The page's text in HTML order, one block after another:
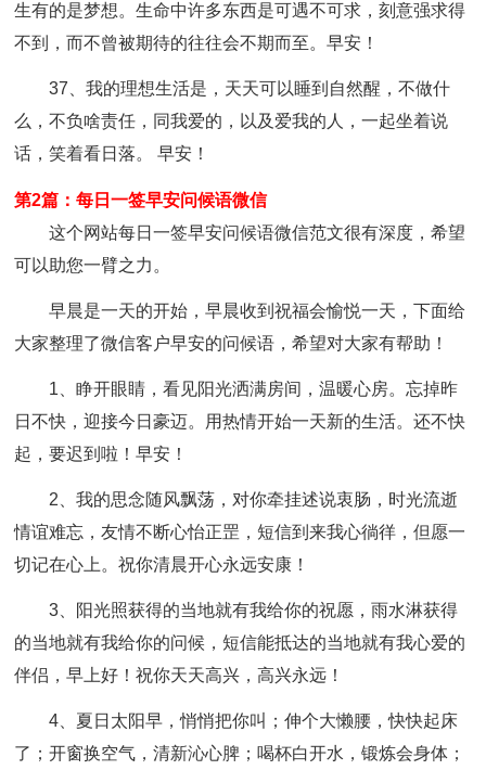
生有的是梦想。生命中许多东西是可遇不可求，刻意强求得
不到，而不曾被期待的往往会不期而至。早安！
37、我的理想生活是，天天可以睡到自然醒，不做什
么，不负啥责任，同我爱的，以及爱我的人，一起坐着说
话，笑着看日落。 早安！
第2篇：每日一签早安问候语微信
这个网站每日一签早安问候语微信范文很有深度，希望
可以助您一臂之力。
早晨是一天的开始，早晨收到祝福会愉悦一天，下面给
大家整理了微信客户早安的问候语，希望对大家有帮助！
1、睁开眼睛，看见阳光洒满房间，温暖心房。忘掉昨
日不快，迎接今日豪迈。用热情开始一天新的生活。还不快
起，要迟到啦！早安！
2、我的思念随风飘荡，对你牵挂述说衷肠，时光流逝
情谊难忘，友情不断心怡正罡，短信到来我心徜徉，但愿一
切记在心上。祝你清晨开心永远安康！
3、阳光照获得的当地就有我给你的祝愿，雨水淋获得
的当地就有我给你的问候，短信能抵达的当地就有我心爱的
伴侣，早上好！祝你天天高兴，高兴永远！
4、夏日太阳早，悄悄把你叫；伸个大懒腰，快快起床
了；开窗换空气，清新沁心脾；喝杯白开水，锻炼会身体；